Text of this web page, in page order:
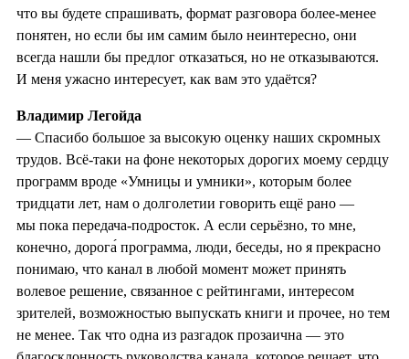
что вы будете спрашивать, формат разговора более-менее
понятен, но если бы им самим было неинтересно, они
всегда нашли бы предлог отказаться, но не отказываются.
И меня ужасно интересует, как вам это удаётся?
Владимир Легойда
— Спасибо большое за высокую оценку наших скромных
трудов. Всё-таки на фоне некоторых дорогих моему сердцу
программ вроде «Умницы и умники», которым более
тридцати лет, нам о долголетии говорить ещё рано —
мы пока передача-подросток. А если серьёзно, то мне,
конечно, дорога́ программа, люди, беседы, но я прекрасно
понимаю, что канал в любой момент может принять
волевое решение, связанное с рейтингами, интересом
зрителей, возможностью выпускать книги и прочее, но тем
не менее. Так что одна из разгадок прозаична — это